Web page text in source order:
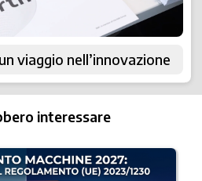
viaggio nell’innovazione
interessare